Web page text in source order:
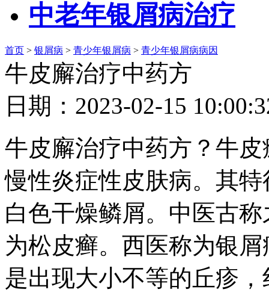
中老年银屑病治疗
首页 > 银屑病 > 青少年银屑病 > 青少年银屑病病因
牛皮廨治疗中药方
日期：2023-02-15
牛皮廨治疗中药方？牛
慢性炎症性皮肤病。其
白色干燥鳞屑。中医古
为松皮癣。西医称为银
是出现大小不等的丘疹